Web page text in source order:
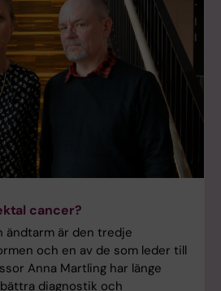
cancer?
är den tredje
och en av de som leder till
Anna Martling har länge
diagnostik och